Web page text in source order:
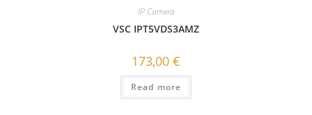
IP Camera
VSC IPT5VDS3AMZ
173,00 €
Read more